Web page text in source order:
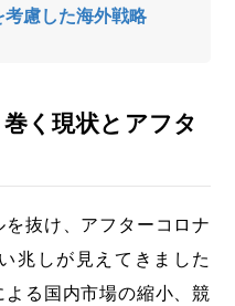
慮した海外戦略
く現状とアフタ
抜け、アフターコロナ
兆しが見えてきました
る国内市場の縮小、競